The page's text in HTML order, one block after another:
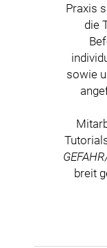
Praxis
die
sowie
breit